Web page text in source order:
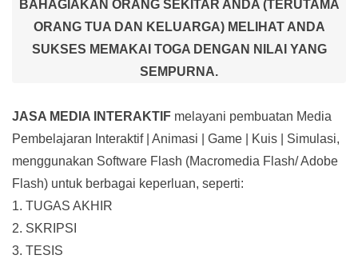
BAHAGIAKAN ORANG SEKITAR ANDA (TERUTAMA
ORANG TUA DAN KELUARGA) MELIHAT ANDA
SUKSES MEMAKAI TOGA DENGAN NILAI YANG
SEMPURNA.
JASA MEDIA INTERAKTIF melayani pembuatan Media
Pembelajaran Interaktif| Animasi | Game | Kuis | Simulasi,
menggunakan Software Flash (Macromedia Flash/ Adobe
Flash) untuk berbagai keperluan, seperti:
1. TUGAS AKHIR
2. SKRIPSI
3. TESIS